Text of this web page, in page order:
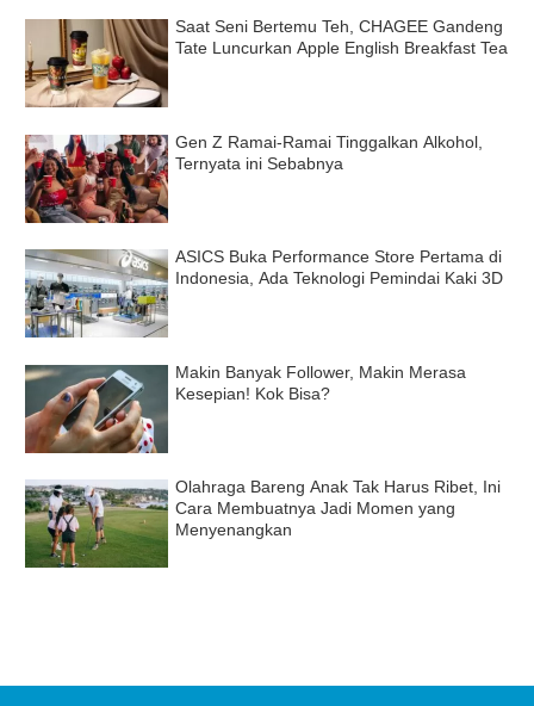
Saat Seni Bertemu Teh, CHAGEE Gandeng
Tate Luncurkan Apple English Breakfast Tea
Gen Z Ramai-Ramai Tinggalkan Alkohol,
Ternyata ini Sebabnya
ASICS Buka Performance Store Pertama di
Indonesia, Ada Teknologi Pemindai Kaki 3D
Makin Banyak Follower, Makin Merasa
Kesepian! Kok Bisa?
Olahraga Bareng Anak Tak Harus Ribet, Ini
Cara Membuatnya Jadi Momen yang
Menyenangkan